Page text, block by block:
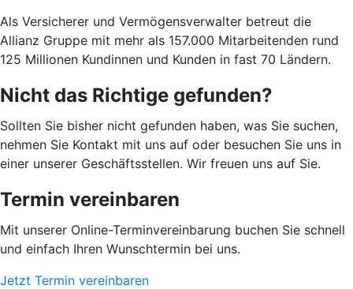
Als Versicherer und Vermögensverwalter betreut die
Allianz Gruppe mit mehr als 157.000 Mitarbeitenden rund
125 Millionen Kundinnen und Kunden in fast 70 Ländern.
Nicht das Richtige gefunden?
Sollten Sie bisher nicht gefunden haben, was Sie suchen,
nehmen Sie Kontakt mit uns auf oder besuchen Sie uns in
einer unserer Geschäftsstellen. Wir freuen uns auf Sie.
Termin vereinbaren
Mit unserer Online-Terminvereinbarung buchen Sie schnell
und einfach Ihren Wunschtermin bei uns.
Jetzt Termin vereinbaren